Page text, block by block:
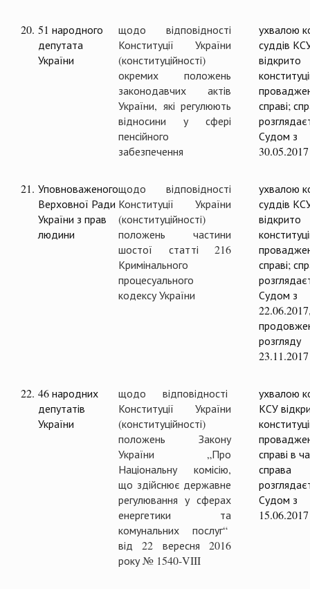
20. 51 народного
депутата
України
щодо відповідності
Конституції України
(конституційності)
окремих положень
законодавчих актів
України, які регулюють
відносини у сфері
пенсійного
забезпечення
ухвалою
суддів
відкрито
справі;
Судом з
30.05.2017
21. Уповноваженого
Верховної Ради
України з прав
людини
щодо відповідності
Конституції України
(конституційності)
положень частини
шостої статті 216
Кримінального
процесуального
кодексу України
ухвалою
суддів
відкрито
справі;
Судом з
розгляду
23.11.2017
22. 46 народних
депутатів
України
щодо відповідності
Конституції України
(конституційності)
положень Закону
України „Про
Національну комісію,
що здійснює державне
регулювання у сферах
енергетики та
комунальних послуг“
від 22 вересня 2016
року № 1540-VIII
ухвалою
КСУ
справі в
справа
Судом з
15.06.2017